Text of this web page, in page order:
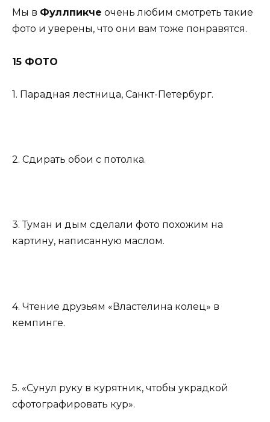
Мы в Фуллпикче очень любим смотреть такие
фото и уверены, что они вам тоже понравятся.
15 ФОТО
1. Парадная лестница, Санкт-Петербург.
2. Сдирать обои с потолка.
3. Туман и дым сделали фото похожим на
картину, написанную маслом.
4. Чтение друзьям «Властелина колец» в
кемпинге.
5. «Сунул руку в курятник, чтобы украдкой
сфотографировать кур».